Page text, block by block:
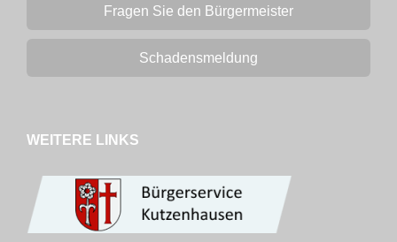
Fragen Sie den Bürgermeister
Schadensmeldung
WEITERE LINKS